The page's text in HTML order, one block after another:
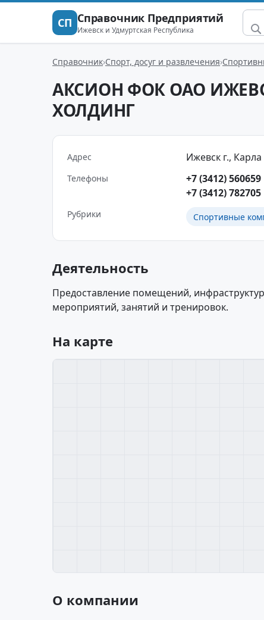
СП Справочник Предприятий
Ижевск и Удмуртская Республика
Справочник Спорт, досуг и развлечения
АКСИОН ФОК ОАО
ХОЛДИНГ
Адрес Ижевск г.,
Телефоны
+7 (3412) 560659
+7 (3412) 782705
Рубрики Спортивные
Деятельность
Предоставление помещений,
мероприятий, занятий и тренировок.
На карте
О компании